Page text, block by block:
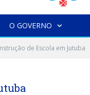
O GOVERNO
de Escola em Jutuba